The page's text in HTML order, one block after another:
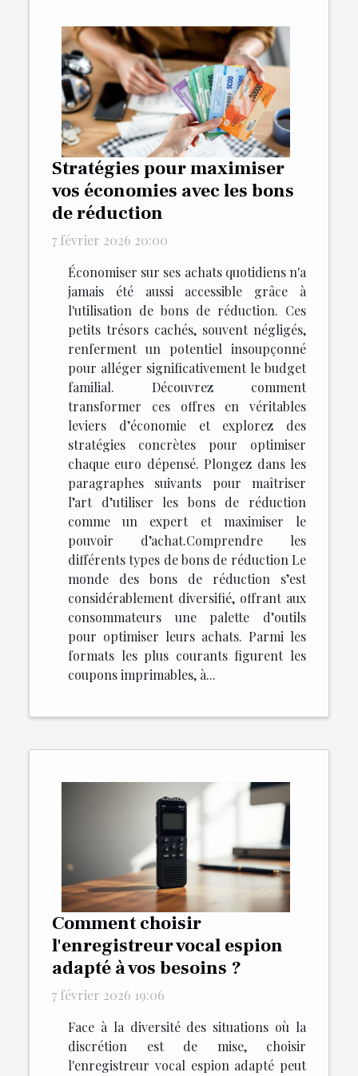
Stratégies pour maximiser
vos économies avec les bons
de réduction
7 février 2026 20:00
Économiser sur ses achats quotidiens n'a
jamais été aussi accessible grâce à
l'utilisation de bons de réduction. Ces
petits trésors cachés, souvent négligés,
renferment un potentiel insoupçonné
pour alléger significativement le budget
familial. Découvrez comment
transformer ces offres en véritables
leviers d’économie et explorez des
stratégies concrètes pour optimiser
chaque euro dépensé. Plongez dans les
paragraphes suivants pour maîtriser
l’art d’utiliser les bons de réduction
comme un expert et maximiser le
pouvoir d’achat.Comprendre les
différents types de bons de réduction Le
monde des bons de réduction s’est
considérablement diversifié, offrant aux
consommateurs une palette d’outils
pour optimiser leurs achats. Parmi les
formats les plus courants figurent les
coupons imprimables, à...
Comment choisir
l'enregistreur vocal espion
adapté à vos besoins ?
7 février 2026 19:06
Face à la diversité des situations où la
discrétion est de mise, choisir
l'enregistreur vocal espion adapté peut